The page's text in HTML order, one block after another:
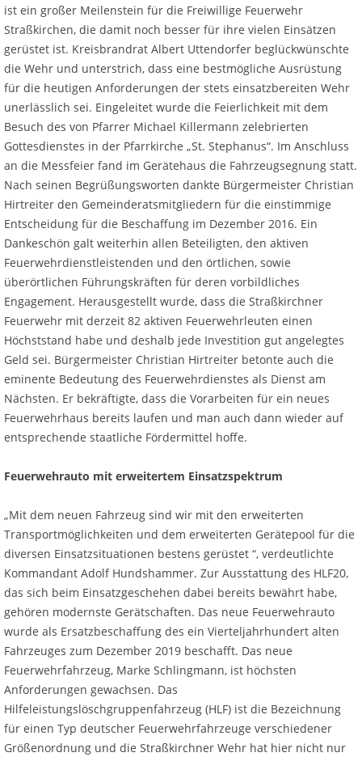
ist ein großer Meilenstein für die Freiwillige Feuerwehr
Straßkirchen, die damit noch besser für ihre vielen Einsätzen
gerüstet ist. Kreisbrandrat Albert Uttendorfer beglückwünschte
die Wehr und unterstrich, dass eine bestmögliche Ausrüstung
für die heutigen Anforderungen der stets einsatzbereiten Wehr
unerlässlich sei. Eingeleitet wurde die Feierlichkeit mit dem
Besuch des von Pfarrer Michael Killermann zelebrierten
Gottesdienstes in der Pfarrkirche „St. Stephanus“. Im Anschluss
an die Messfeier fand im Gerätehaus die Fahrzeugsegnung statt.
Nach seinen Begrüßungsworten dankte Bürgermeister Christian
Hirtreiter den Gemeinderatsmitgliedern für die einstimmige
Entscheidung für die Beschaffung im Dezember 2016. Ein
Dankeschön galt weiterhin allen Beteiligten, den aktiven
Feuerwehrdienstleistenden und den örtlichen, sowie
überörtlichen Führungskräften für deren vorbildliches
Engagement. Herausgestellt wurde, dass die Straßkirchner
Feuerwehr mit derzeit 82 aktiven Feuerwehrleuten einen
Höchststand habe und deshalb jede Investition gut angelegtes
Geld sei. Bürgermeister Christian Hirtreiter betonte auch die
eminente Bedeutung des Feuerwehrdienstes als Dienst am
Nächsten. Er bekräftigte, dass die Vorarbeiten für ein neues
Feuerwehrhaus bereits laufen und man auch dann wieder auf
entsprechende staatliche Fördermittel hoffe.
Feuerwehrauto mit erweitertem Einsatzspektrum
„Mit dem neuen Fahrzeug sind wir mit den erweiterten
Transportmöglichkeiten und dem erweiterten Gerätepool für die
diversen Einsatzsituationen bestens gerüstet “, verdeutlichte
Kommandant Adolf Hundshammer. Zur Ausstattung des HLF20,
das sich beim Einsatzgeschehen dabei bereits bewährt habe,
gehören modernste Gerätschaften. Das neue Feuerwehrauto
wurde als Ersatzbeschaffung des ein Vierteljahrhundert alten
Fahrzeuges zum Dezember 2019 beschafft. Das neue
Feuerwehrfahrzeug, Marke Schlingmann, ist höchsten
Anforderungen gewachsen. Das
Hilfeleistungslöschgruppenfahrzeug (HLF) ist die Bezeichnung
für einen Typ deutscher Feuerwehrfahrzeuge verschiedener
Größenordnung und die Straßkirchner Wehr hat hier nicht nur